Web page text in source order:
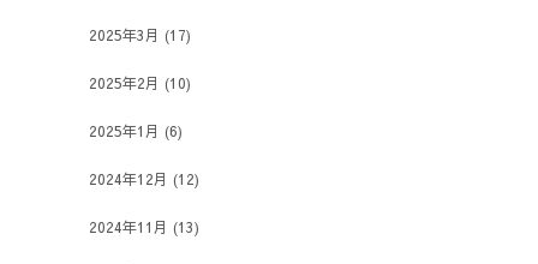
2025年3月 (17)
2025年2月 (10)
2025年1月 (6)
2024年12月 (12)
2024年11月 (13)